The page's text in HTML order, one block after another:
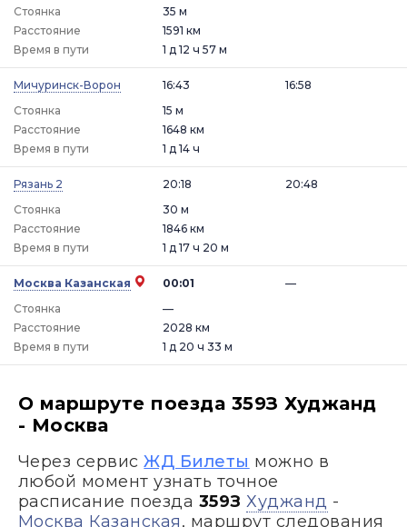
Стоянка
35 м
Расстояние
1591 км
Время в пути
1 д 12 ч 57 м
Мичуринск-Ворон
16:43
Стоянка
15 м
16:58
Расстояние
1648 км
Время в пути
1 д 14 ч
Рязань 2
20:18
Стоянка
30 м
20:48
Расстояние
1846 км
Время в пути
1 д 17 ч 20 м
Москва Казанская
00:01
Стоянка
—
—
Расстояние
2028 км
Время в пути
1 д 20 ч 33 м
О маршруте поезда 359З Худжанд
- Москва
Через сервисЖД Билеты можно в
любой момент узнать точное
расписание поезда 359З Худжанд -
Москва Казанская, маршрут следования